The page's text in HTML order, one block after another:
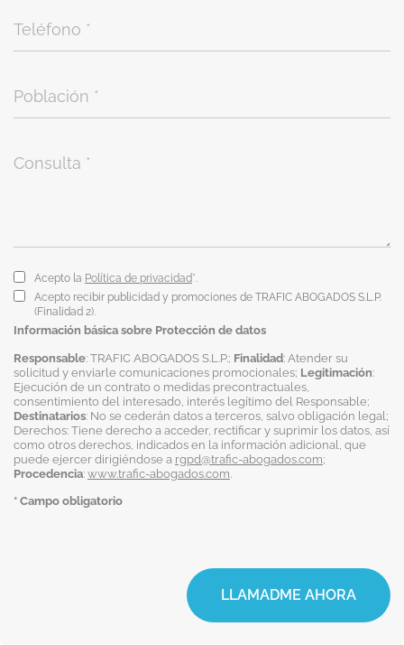
Acepto la Política de privacidad*.
Acepto recibir publicidad y promociones de TRAFIC ABOGADOS S.L.P.
(Finalidad 2).
Información básica sobre Protección de datos
Responsable: TRAFIC ABOGADOS S.L.P.; Finalidad: Atender su
solicitud y enviarle comunicaciones promocionales; Legitimación:
Ejecución de un contrato o medidas precontractuales,
consentimiento del interesado, interés legítimo del Responsable;
Destinatarios: No se cederán datos a terceros, salvo obligación legal;
Derechos: Tiene derecho a acceder, rectificar y suprimir los datos, así
como otros derechos, indicados en la información adicional, que
puede ejercer dirigiéndose a rgpd@trafic-abogados.com;
Procedencia: www.trafic-abogados.com
* Campo obligatorio
LLAMADME AHORA